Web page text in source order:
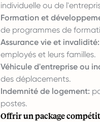
individuelle ou de
Formation et
de programmes de
Assurance vie et invalidité:
employés et leurs familles.
Véhicule d'entreprise ou
des déplacements.
Indemnité de logement:
postes.
Offrir un package